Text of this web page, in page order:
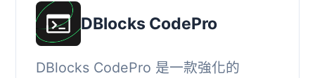
DBlocks CodePro
DBlocks CodePro 是一款強化的